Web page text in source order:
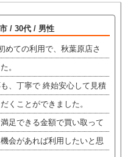
/ 30代 / 男性
めての利用で、秋葉原店さ
。
、丁寧で 終始安心して見積
くことができました。
足できる金額で買い取って
会があれば利用したいと思